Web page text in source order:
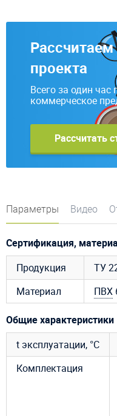
проекта
Всего за один
коммерческое
Рассчитать
Параметры Видео
Сертификация,
Продукция
ТУ
Материал
ПВХ
Общие характеристики
t эксплуатации, °C
Комплектация